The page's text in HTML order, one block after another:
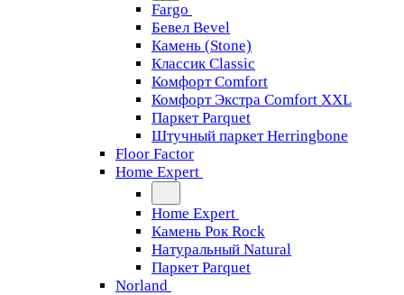
Fargo
Бевел Bevel
Камень (Stone)
Классик Classic
Комфорт Comfort
Комфорт Экстра Comfort XXL
Паркет Parquet
Штучный паркет Herringbone
Floor Factor
Home Expert
Home Expert
Камень Рок Rock
Натуральный Natural
Паркет Parquet
Norland